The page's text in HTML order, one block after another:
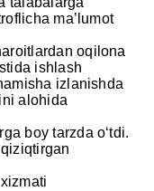
ma’lumot
oqilona
ishlash
izlanishda
alohida
boy tarzda o‘tdi.